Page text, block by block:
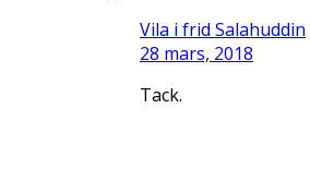
Vila i frid Salahuddin
28 mars, 2018
Tack.